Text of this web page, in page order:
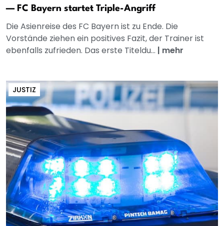
— FC Bayern startet Triple-Angriff
Die Asienreise des FC Bayern ist zu Ende. Die
Vorstände ziehen ein positives Fazit, der Trainer ist
ebenfalls zufrieden. Das erste Titeldu... | mehr
JUSTIZ